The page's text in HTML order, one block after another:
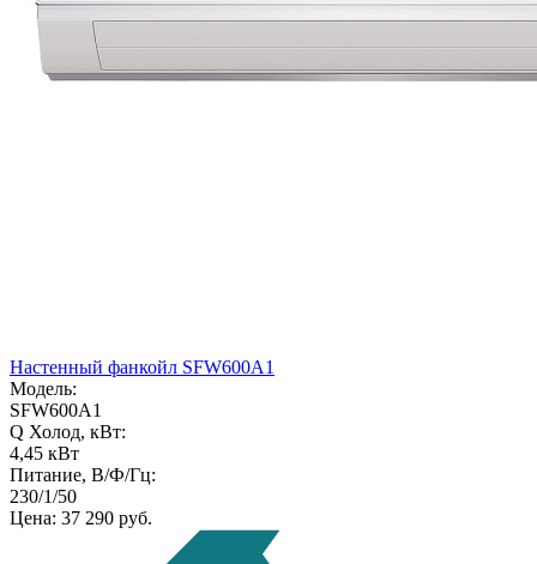
Настенный фанкойл SFW600A1
Модель:
SFW600A1
Q Холод, кВт:
4,45 кВт
Питание, В/Ф/Гц:
230/1/50
Цена: 37 290 руб.